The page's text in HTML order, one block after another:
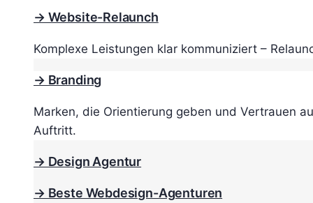
→ Website-Relaunch
Komplexe Leistungen klar kommuniziert –
→ Branding
Marken, die Orientierung geben und Vertrauen
Auftritt.
→ Design Agentur
→ Beste Webdesign-Agenturen